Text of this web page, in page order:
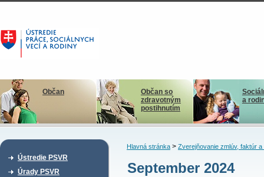
Občan
Občan so
zdravotným
postihnutím
a
Ústredie PSVR
Úrady PSVR
Hlavná stránka> Zverejňovanie zmlúv, faktúr a
September 2024